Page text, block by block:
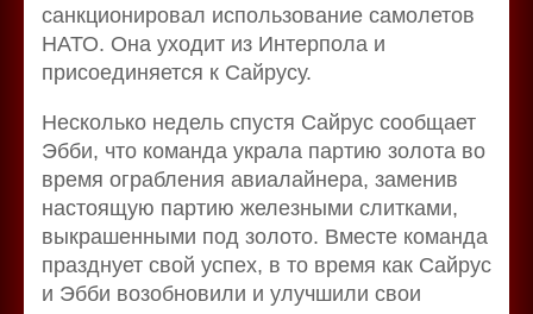
санкционировал использование самолетов
НАТО. Она уходит из Интерпола и
присоединяется к Сайрусу.
Несколько недель спустя Сайрус сообщает
Эбби, что команда украла партию золота во
время ограбления авиалайнера, заменив
настоящую партию железными слитками,
выкрашенными под золото. Вместе команда
празднует свой успех, в то время как Сайрус
и Эбби возобновили и улучшили свои